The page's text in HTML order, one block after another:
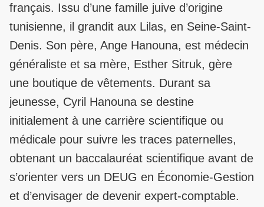
français. Issu d’une famille juive d’origine
tunisienne, il grandit aux Lilas, en Seine-Saint-
Denis. Son père, Ange Hanouna, est médecin
généraliste et sa mère, Esther Sitruk, gère
une boutique de vêtements. Durant sa
jeunesse, Cyril Hanouna se destine
initialement à une carrière scientifique ou
médicale pour suivre les traces paternelles,
obtenant un baccalauréat scientifique avant de
s’orienter vers un DEUG en Économie-Gestion
et d’envisager de devenir expert-comptable.